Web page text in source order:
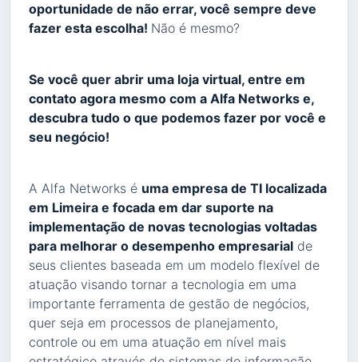
oportunidade de não errar, você sempre deve
fazer esta escolha! Não é mesmo?
Se você quer abrir uma loja virtual, entre em
contato agora mesmo com a Alfa Networks e,
descubra tudo o que podemos fazer por você e
seu negócio!
A Alfa Networks é uma empresa de TI localizada
em Limeira e focada em dar suporte na
implementação de novas tecnologias voltadas
para melhorar o desempenho empresarial de
seus clientes baseada em um modelo flexível de
atuação visando tornar a tecnologia em uma
importante ferramenta de gestão de negócios,
quer seja em processos de planejamento,
controle ou em uma atuação em nível mais